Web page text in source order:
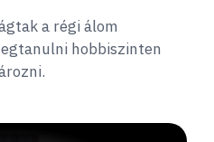
a régi álom
hobbiszinten